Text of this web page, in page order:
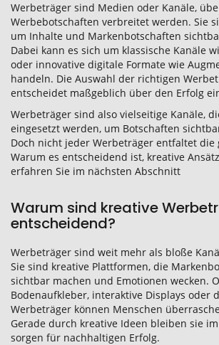
Werbeträger sind Medien oder Kanäle,
Werbebotschaften verbreitet werden. Sie
um Inhalte und Markenbotschaften
Dabei kann es sich um klassische Kanäle
oder innovative digitale Formate wie
handeln. Die Auswahl der richtigen
entscheidet maßgeblich über den Erfolg
Werbeträger sind also vielseitige Kanäle,
eingesetzt werden, um Botschaften
Doch nicht jeder Werbeträger entfaltet die
Warum es entscheidend ist, kreative
erfahren Sie im nächsten Abschnitt
Warum sind kreative
entscheidend?
Werbeträger sind weit mehr als bloße
Sie sind kreative Plattformen, die
sichtbar machen und Emotionen wecken.
Bodenaufkleber, interaktive Displays oder
Werbeträger können Menschen
Gerade durch kreative Ideen bleiben sie
sorgen für nachhaltigen Erfolg.